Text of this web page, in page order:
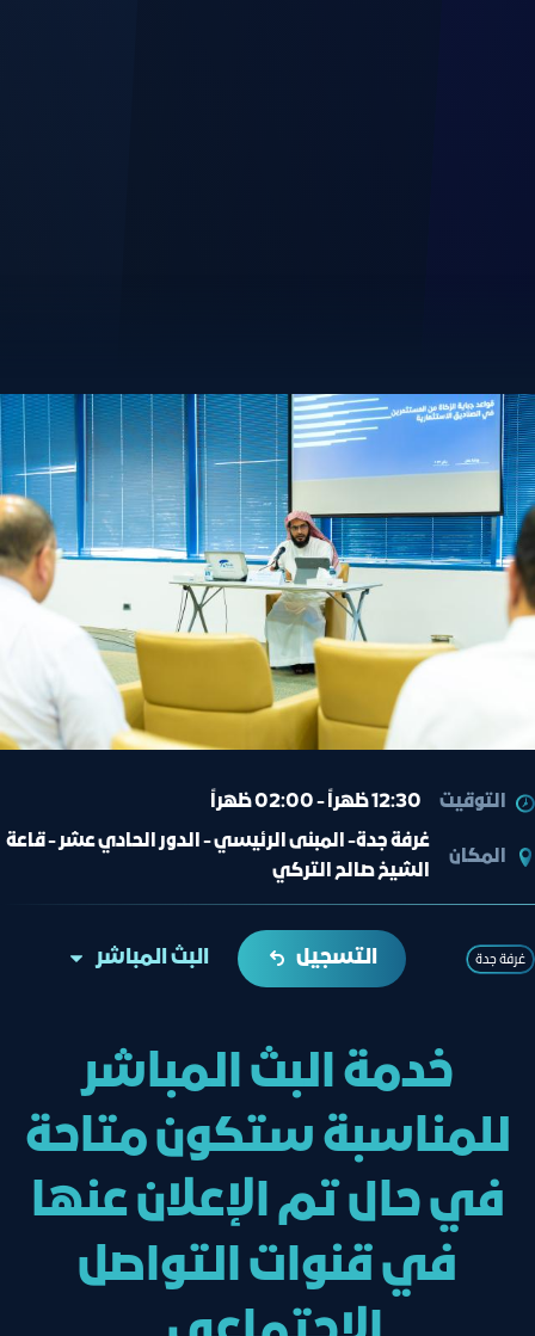
التوقيت 12:30 ظهراً - 02:00 ظهراً
المكان
غرفة جدة- المبنى الرئيسي - الدور الحادي عشر - قاعة
الشيخ صالح التركي
غرفة جدة التسجيل البث المباشر
خدمة البث المباشر
للمناسبة ستكون متاحة
في حال تم الإعلان عنها
في قنوات التواصل